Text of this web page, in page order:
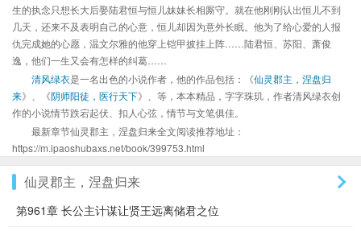
生的执念只想长大后娶陆君恒与恒儿妹妹长相厮守。就在他刚刚认出恒儿不到
几天，还来不及表明自己的心意，恒儿却因为意外长眠。他为了给心爱的人报
仇完成她的心愿，温文尔雅的他穿上铠甲披挂上阵……陆君恒、苏阳、萧俊
逸，他们一生又会有怎样的纠葛……
清风绿衣是一名出色的小说作者，他的作品包括：《仙灵郡主，涅盘归
来》、《阴师阳徒，医行天下》、等，本本精品，字字珠玑，作者清风绿衣创
作的小说情节跌宕起伏、扣人心弦，情节与文笔俱佳。
最新章节仙灵郡主，涅盘归来全文阅读推荐地址：
https://m.ipaoshubaxs.net/book/399753.html
仙灵郡主，涅盘归来
第961章 长公主计谋让贤王远离储君之位